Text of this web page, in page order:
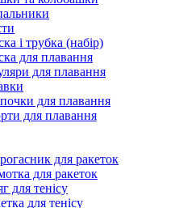
і трубка (набір)
для плавання
для плавання
для плавання
для плавання
для ракеток
для ракеток
для тенісу
для тенісу